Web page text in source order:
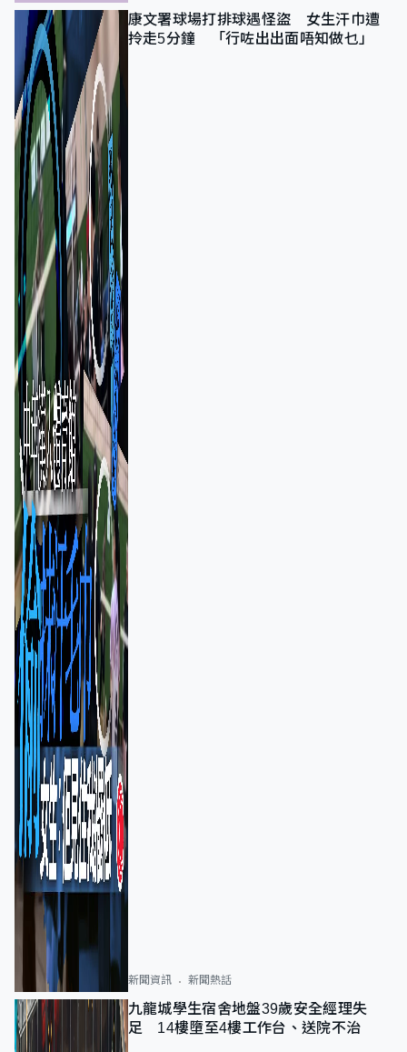
康文署球場打排球遇怪盜 女生汗巾遭
拎走5分鐘 「行咗出出面唔知做乜」
新聞資訊 新聞熱話
九龍城學生宿舍地盤39歲安全經理失
足 14樓墮至4樓工作台、送院不治